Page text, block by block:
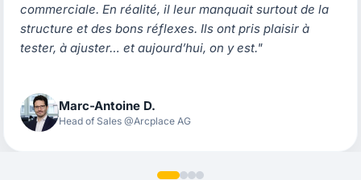
commerciale. En réalité, il leur manquait surtout de la
structure et des bons réflexes. Ils ont pris plaisir à
tester, à ajuster… et aujourd’hui, on y est."
Marc-Antoine D.
Head of Sales @Arcplace AG